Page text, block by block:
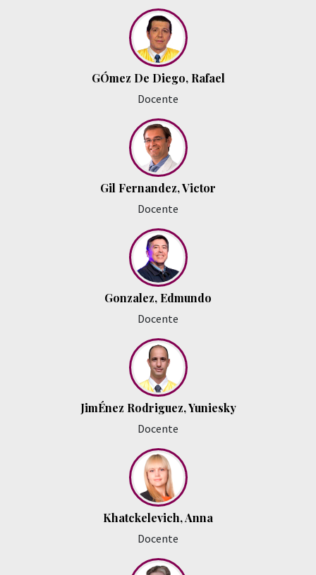
GÓmez De Diego, Rafael
Docente
Gil Fernandez, Victor
Docente
Gonzalez, Edmundo
Docente
JimÉnez Rodriguez, Yuniesky
Docente
Khatckelevich, Anna
Docente